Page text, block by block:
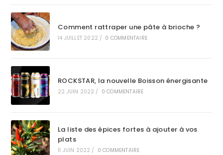
Comment rattraper une pâte à brioche ?
14 JUILLET 2022 / 0 COMMENTAIRE
ROCKSTAR, la nouvelle Boisson énergisante
22 JUIN 2022 / 0 COMMENTAIRE
La liste des épices fortes à ajouter à vos
plats
11 JUIN 2022 / 0 COMMENTAIRE